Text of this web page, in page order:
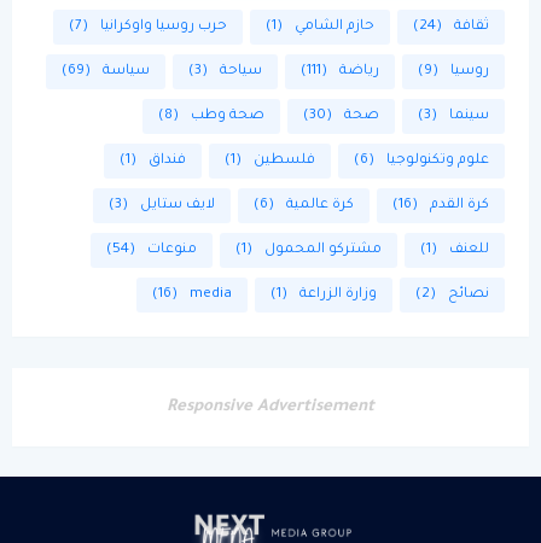
ثقافة (24) حازم الشامي (1) حرب روسيا واوكرانيا (7)
روسيا (9) رياضة (111) سياحة (3) سياسة (69)
سينما (3) صحة (30) صحة وطب (8)
علوم وتكنولوجيا (6) فلسطين (1) فنداق (1)
كرة القدم (16) كرة عالمية (6) لايف ستايل (3)
للعنف (1) مشتركو المحمول (1) منوعات (54)
نصائح (2) وزارة الزراعة (1)
media
(16)
Responsive Advertisement